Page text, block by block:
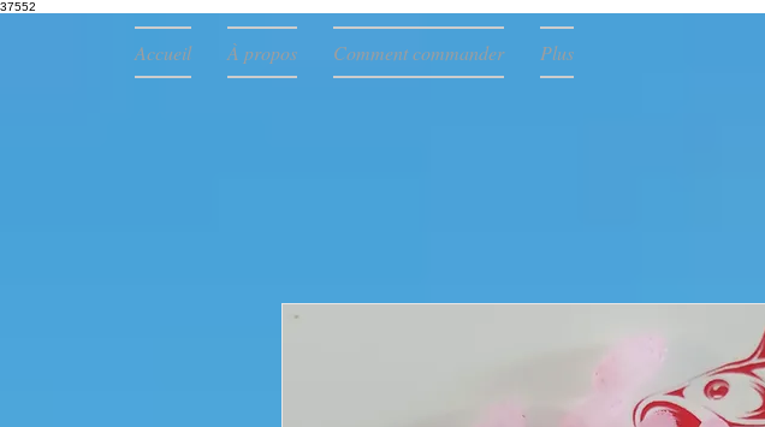
37552
Accueil À propos Comment commander Plus